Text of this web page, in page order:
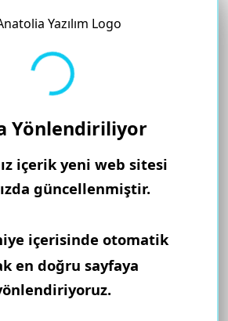
Yükleniyor...
Yönlendiriliyor
içerik yeni web sitesi
güncellenmiştir.
içerisinde otomatik
en doğru sayfaya